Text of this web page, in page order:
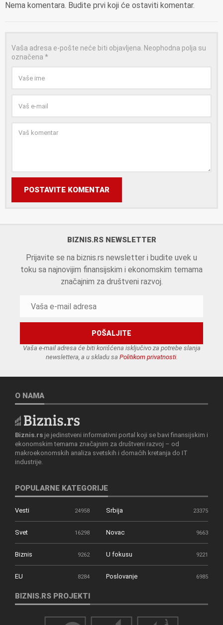
Nema komentara. Budite prvi koji će ostaviti komentar.
Vaša adresa e-pošte neće biti objavljena. Neophodna polja su
označena *
POSTAVITE KOMENTAR
BIZNIS.RS NEWSLETTER
Prijavite se na biznis.rs newsletter i budite uvek u
toku sa najnovijim finansijskim i ekonomskim temama
značajnim za društveni razvoj.
Vaša e-mail adresa će biti korišćena isključivo za potrebe slanja
newslettera, a u skladu sa Politikom privatnosti.
O NAMA
Biznis.rs je jedinstveni informativni portal koji se bavi finansijskim i
ekonomskim temama značajnim za društveni razvoj – od
makroekonomskih analiza svetskih i domaćih kretanja do IT
industrije.
POPULARNE KATEGORIJE
Vesti 24958 Srbija 23375
Svet 16298 Novac 9663
Biznis 9262 U fokusu 9221
EU 8284 Poslovanje 6985
BIZNIS.RS PROJEKTI